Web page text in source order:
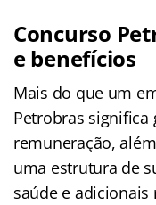
Concurso
e benefícios
Mais do que um
Petrobras
remuneração,
uma estrutura de
saúde e